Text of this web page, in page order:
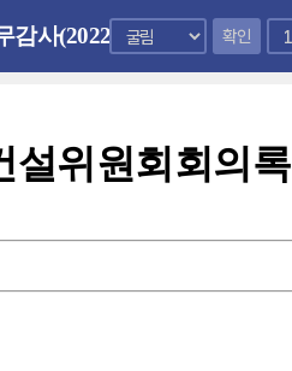
2022년도 제5차 산업건설위원회행정사무감사(2022.09.26 월요일) 확인
설위원회회의록